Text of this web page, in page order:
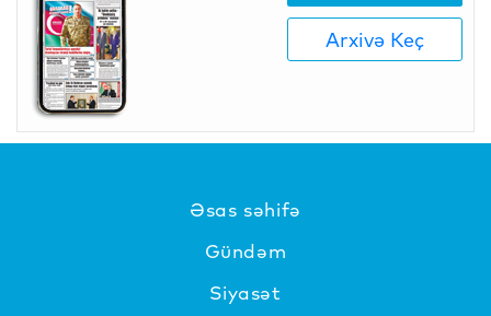
Arxivə Keç
Əsas səhifə
Gündəm
Siyasət